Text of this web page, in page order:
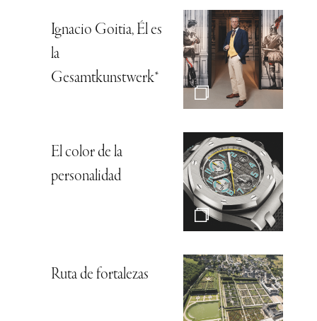
Ignacio Goitia, Él es
la
Gesamtkunstwerk*
El color de la
personalidad
Ruta de fortalezas